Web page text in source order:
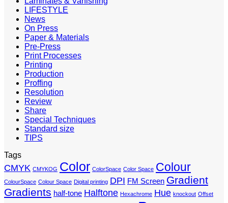
LIFESTYLE
News
On Press
Paper & Materials
Pre-Press
Print Processes
Printing
Production
Proffing
Resolution
Review
Share
Special Techniques
Standard size
TIPS
Tags
CMYK CMYKOG Color ColorSpace Color Space Colour
ColourSpace Colour Space Digital printing DPI FM Screen Gradient
Gradients half-tone Halftone Hexachrome Hue knockout Offset